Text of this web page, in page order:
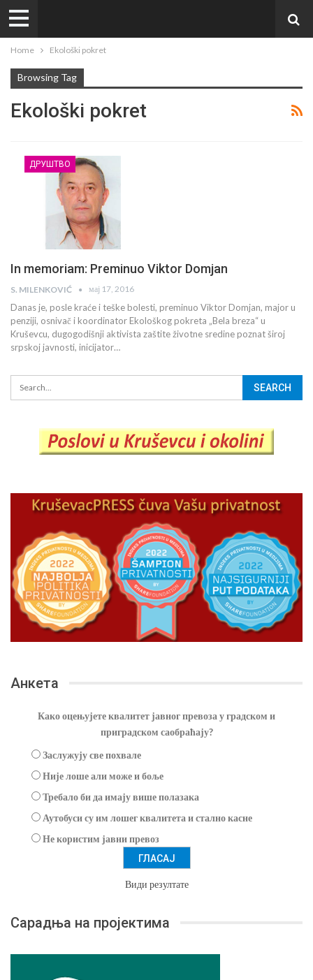
Home Ekološki pokret
Browsing Tag
Ekološki pokret
ДРУШТВО
In memoriam: Preminuo Viktor Domjan
S. MILENKOVIĆ мај 17, 2016
Danas je, posle kraće i teške bolesti, preminuo Viktor Domjan, major u
penziji, osnivač i koordinator Ekološkog pokreta „Bela breza“ u
Kruševcu, dugogodišnji aktivista zaštite životne sredine poznat široj
srpskoj javnosti, inicijator…
Анкета
Како оцењујете квалитет јавног превоза у градском и
приградском саобраћају?
Заслужују све похвале
Није лоше али може и боље
Требало би да имају више полазака
Аутобуси су им лошег квалитета и стално касне
Не користим јавни превоз
Види резултате
Сарадња на пројектима